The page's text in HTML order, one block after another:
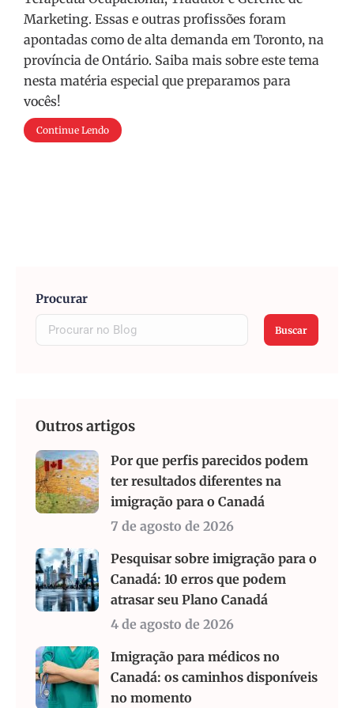
Marketing. Essas e outras profissões foram
apontadas como de alta demanda em Toronto, na
província de Ontário. Saiba mais sobre este tema
nesta matéria especial que preparamos para
vocês!
Continue Lendo
Procurar
Buscar
Outros artigos
Por que perfis parecidos podem
ter resultados diferentes na
imigração para o Canadá
7 de agosto de 2026
Pesquisar sobre imigração para o
Canadá: 10 erros que podem
atrasar seu Plano Canadá
4 de agosto de 2026
Imigração para médicos no
Canadá: os caminhos disponíveis
no momento